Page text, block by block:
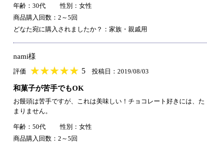
年齢：30代
性別：女性
商品購入回数：2～5回
どなた宛に購入されましたか？：家族・親戚用
nami様
評価 ★★★★★
★★★★★ 5 投稿日：2019/08/03
和菓子が苦手でもOK
お饅頭は苦手ですが、これは美味しい！チョコレート好きには、た
まりません。
年齢：50代
性別：女性
商品購入回数：2～5回